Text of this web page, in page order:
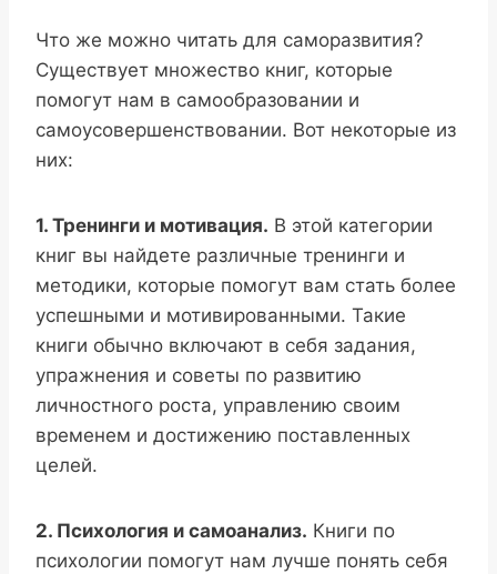
Что же можно читать для саморазвития?
Существует множество книг, которые
помогут нам в самообразовании и
самоусовершенствовании. Вот некоторые из
них:
1. Тренинги и мотивация. В этой категории
книг вы найдете различные тренинги и
методики, которые помогут вам стать более
успешными и мотивированными. Такие
книги обычно включают в себя задания,
упражнения и советы по развитию
личностного роста, управлению своим
временем и достижению поставленных
целей.
2. Психология и самоанализ. Книги по
психологии помогут нам лучше понять себя